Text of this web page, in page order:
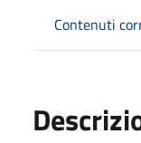
Contenuti